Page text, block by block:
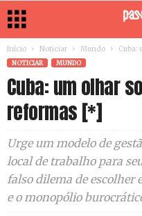
Início Noticiar Mundo Cuba:
NOTICIAR MUNDO
Cuba: um olhar
reformas [*]
Urge um modelo de
local de trabalho para
falso dilema de escolher
e o monopólio